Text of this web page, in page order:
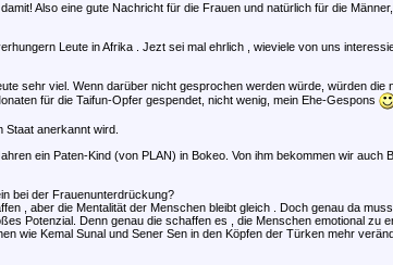
Also eine gute Nachricht für die Frauen und natürlich für die
Leute in Afrika . Jezt sei mal ehrlich , wieviele von uns
sehr viel. Wenn darüber nicht gesprochen werden würde, würden die
für die Taifun-Opfer gespendet, nicht wenig, mein Ehe-Gespons
anerkannt wird.
ein Paten-Kind (von PLAN) in Bokeo. Von ihm bekommen wir auch
bei der Frauenunterdrückung?
, aber die Mentalität der Menschen bleibt gleich . Doch genau da
Potenzial. Denn genau die schaffen es , die Menschen emotional zu
wie Kemal Sunal und Sener Sen in den Köpfen der Türken mehr